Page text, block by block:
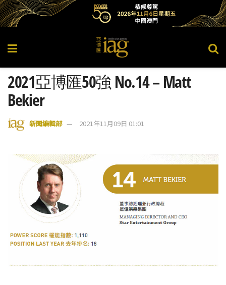
2021亞博匯50強 No.14 – Matt
Bekier
新聞編輯部 2021年11月09日 01:01